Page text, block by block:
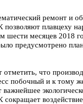
ремонт и
плавцеху
шести месяцев 2018
предусмотрено
отметить, что
побочный и к тому
важнейшее